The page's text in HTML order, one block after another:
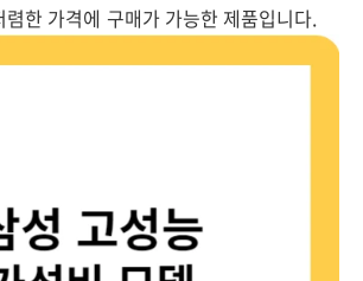
한 가격에 구매가 가능한 제품입니다.